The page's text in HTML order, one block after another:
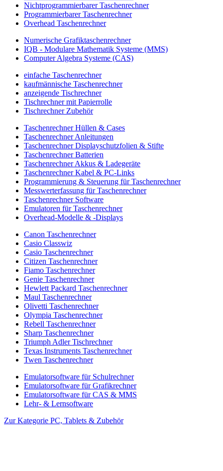
Nichtprogrammierbarer Taschenrechner
Programmierbarer Taschenrechner
Overhead Taschenrechner
Numerische Grafiktaschenrechner
IQB - Modulare Mathematik Systeme (MMS)
Computer Algebra Systeme (CAS)
einfache Taschenrechner
kaufmännische Taschenrechner
anzeigende Tischrechner
Tischrechner mit Papierrolle
Tischrechner Zubehör
Taschenrechner Hüllen & Cases
Taschenrechner Anleitungen
Taschenrechner Displayschutzfolien & Stifte
Taschenrechner Batterien
Taschenrechner Akkus & Ladegeräte
Taschenrechner Kabel & PC-Links
Programmierung & Steuerung für Taschenrechner
Messwerterfassung für Taschenrechner
Taschenrechner Software
Emulatoren für Taschenrechner
Overhead-Modelle & -Displays
Canon Taschenrechner
Casio Classwiz
Casio Taschenrechner
Citizen Taschenrechner
Fiamo Taschenrechner
Genie Taschenrechner
Hewlett Packard Taschenrechner
Maul Taschenrechner
Olivetti Taschenrechner
Olympia Taschenrechner
Rebell Taschenrechner
Sharp Taschenrechner
Triumph Adler Tischrechner
Texas Instruments Taschenrechner
Twen Taschenrechner
Emulatorsoftware für Schulrechner
Emulatorsoftware für Grafikrechner
Emulatorsoftware für CAS & MMS
Lehr- & Lernsoftware
Zur Kategorie PC, Tablets & Zubehör